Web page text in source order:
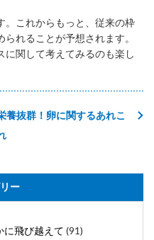
。これからもっと、従来の枠
れることが予想されます。
に関して考えてみるのも楽し
養抜群！卵に関するあれこ
ー
飛び越えて (91)